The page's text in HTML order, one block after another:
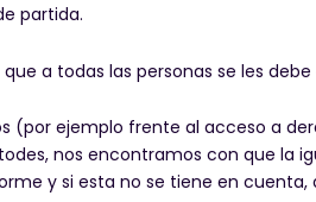
partida.
a todas las personas se les
ejemplo frente al acceso a
nos encontramos con que la
y si esta no se tiene en